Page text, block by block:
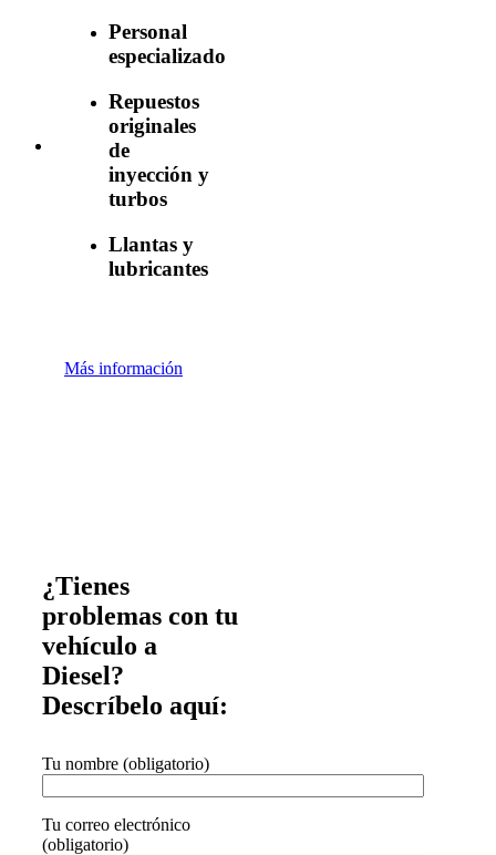
Personal
especializado
Repuestos
originales
de
inyección y
turbos
Llantas y
lubricantes
Más información
¿Tienes
problemas con tu
vehículo a
Diesel?
Descríbelo aquí:
Tu nombre (obligatorio)
Tu correo electrónico
(obligatorio)